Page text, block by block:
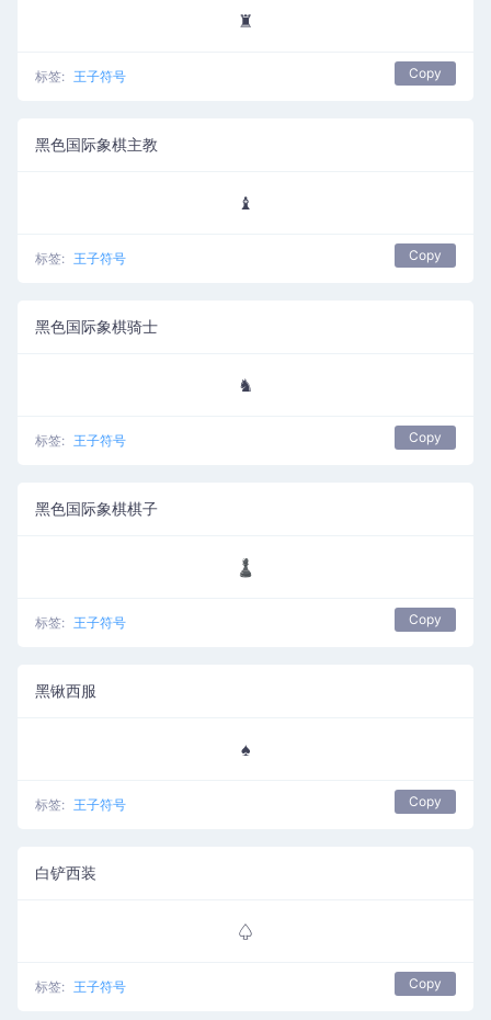
♜
标签: 王子符号 Copy
黑色国际象棋主教
♝
标签: 王子符号 Copy
黑色国际象棋骑士
♞
标签: 王子符号 Copy
黑色国际象棋棋子
♟
标签: 王子符号 Copy
黑锹西服
♠
标签: 王子符号 Copy
白铲西装
♤
标签: 王子符号 Copy